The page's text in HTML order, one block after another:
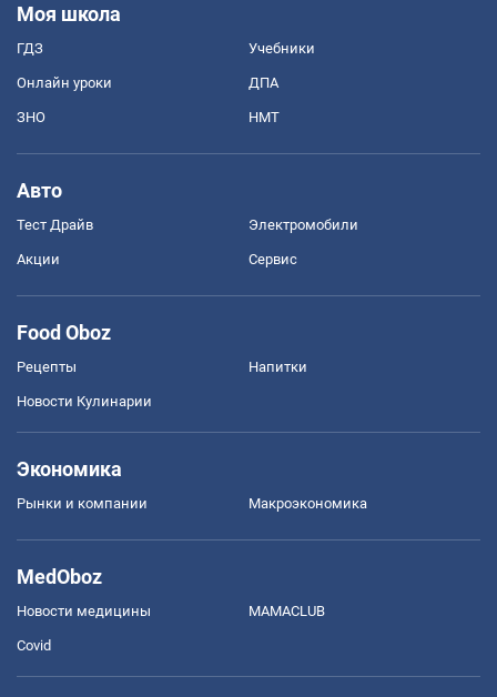
Моя школа
ГДЗ Учебники
Онлайн уроки ДПА
ЗНО НМТ
Авто
Тест Драйв Электромобили
Акции Сервис
Food Oboz
Рецепты Напитки
Новости Кулинарии
Экономика
Рынки и компании Mакроэкономика
MedOboz
Новости медицины MAMACLUB
Covid